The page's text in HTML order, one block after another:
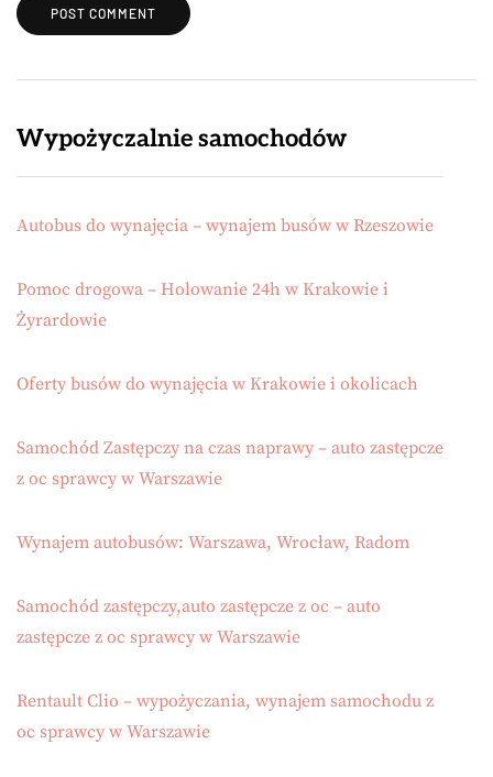
Wypożyczalnie samochodów
Autobus do wynajęcia – wynajem busów w Rzeszowie
Pomoc drogowa – Holowanie 24h w Krakowie i
Żyrardowie
Oferty busów do wynajęcia w Krakowie i okolicach
Samochód Zastępczy na czas naprawy – auto zastępcze
z oc sprawcy w Warszawie
Wynajem autobusów: Warszawa, Wrocław, Radom
Samochód zastępczy,auto zastępcze z oc – auto
zastępcze z oc sprawcy w Warszawie
Rentault Clio – wypożyczania, wynajem samochodu z
oc sprawcy w Warszawie